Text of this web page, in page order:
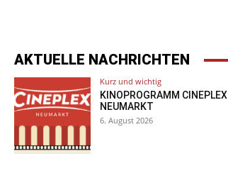
AKTUELLE NACHRICHTEN
Kurz und wichtig
KINOPROGRAMM CINEPLEX
NEUMARKT
6. August 2026